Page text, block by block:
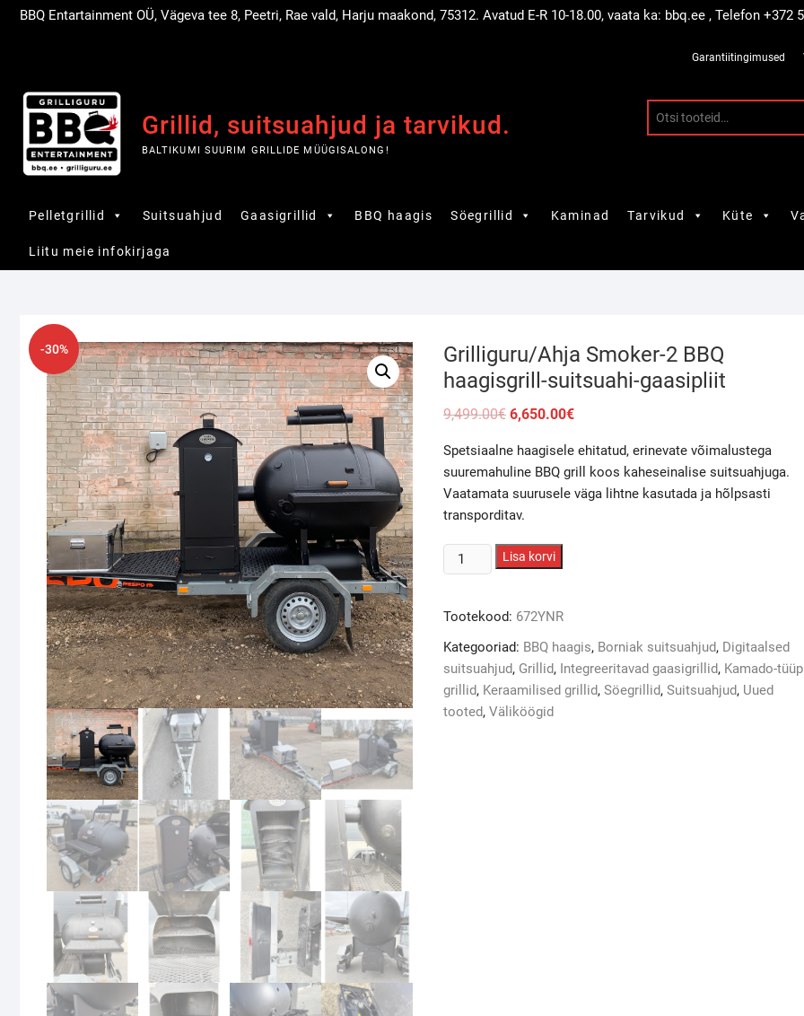
SkipBBQ Entartainment OÜ, Vägeva tee 8, Peetri, Rae vald, Harju maakond, 75312. Avatud E-R 10-18.00, vaata ka: bbq.ee , Telefon +372
Garantiitingimused
Grillid, suitsuahjud ja tarvikud.
BALTIKUMI SUURIM GRILLIDE MÜÜGISALONG!
Pelletgrillid Suitsuahjud Gaasigrillid BBQ haagis Söegrillid Kaminad Tarvikud Küte
Liitu meie infokirjaga
-30%
Grilliguru/Ahja Smoker-2 BBQ
haagisgrill-suitsuahi-gaasipliit
9,499.00€ Algne
hind
9,499.00€.
6,650.00€Current
6,650.00€.
Spetsiaalne haagisele ehitatud, erinevate võimalustega
suuremahuline BBQ grill koos kaheseinalise suitsuahjuga.
Vaatamata suurusele väga lihtne kasutada ja hõlpsasti
transporditav.
Grilliguru/Ahja
Smoker-
BBQ
haagisgrill-
suitsuahi-
gaasipliit
kogus
Lisa korvi
Tootekood: 672YNR
Kategooriad: BBQ haagis, Borniak suitsuahjud, Digitaalsed
suitsuahjud, Grillid, Integreeritavad gaasigrillid, Kamado-
grillid, Keraamilised grillid, Söegrillid, Suitsuahjud, Uued
tooted, Väliköögid